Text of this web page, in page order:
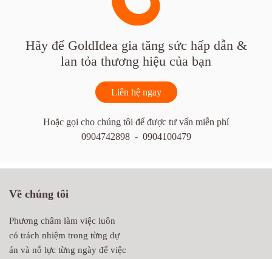
Hãy để GoldIdea gia tăng sức hấp dẫn &
lan tỏa thương hiệu của bạn
Liên hệ ngay
Hoặc gọi cho chúng tôi để được tư vấn miễn phí
0904742898 - 0904100479
Về chúng tôi
Phương châm làm việc luôn
có trách nhiệm trong từng dự
án và nỗ lực từng ngày để việc